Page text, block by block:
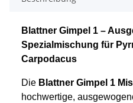
Blattner Gimpel 1 –
Spezialmischung für
Carpodacus
Die Blattner Gimpel 1
hochwertige,